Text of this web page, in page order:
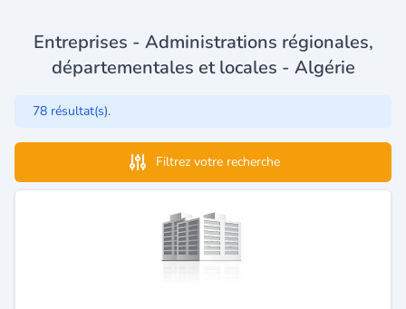
Entreprises - Administrations régionales,
départementales et locales - Algérie
78 résultat(s).
Filtrez votre recherche